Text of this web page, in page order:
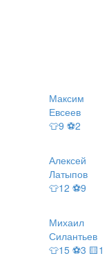
Максим
Евсеев
👕9 ⚽2
Алексей
Латыпов
👕12 ⚽9
Михаил
Силантьев
👕15 ⚽3 🟨1